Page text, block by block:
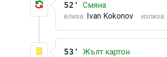
52' Смяна
влиза: Ivan Kokonov излиза:
53'
Жълт картон